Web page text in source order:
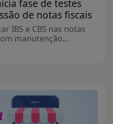
fase de testes
de notas fiscais
IBS e CBS nas notas
manutenção...